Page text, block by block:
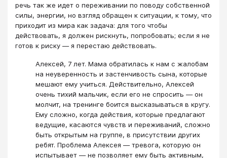
речь так же идет о переживании по поводу собственной
силы, энергии, но взгляд обращен к ситуации, к тому, что
приходит из мира как задача: для того чтобы
действовать, я должен рискнуть, попробовать; если я не
готов к риску — я перестаю действовать.
Алексей, 7 лет. Мама обратилась к нам с жалобам
на неуверенность и застенчивость сына, которые
мешают ему учиться. Действительно, Алексей
очень тихий мальчик, если его не спросить — он
молчит, на тренинге боится высказываться в кругу.
Ему сложно, когда действия, которые предлагают
ведущие, касаются чувств и переживаний, сложно
быть открытым на группе, в присутствии других
ребят. Проблема Алексея — тревога, которую он
испытывает — не позволяет ему быть активным,